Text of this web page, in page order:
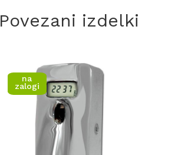
Povezani izdelki
na
zalogi